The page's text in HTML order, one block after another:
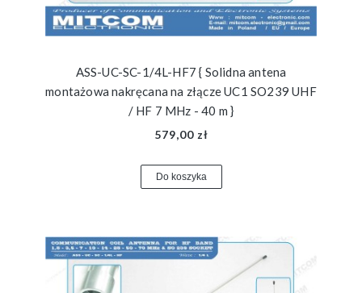
ASS-UC-SC-1/4L-HF7 { Solidna antena
montażowa nakręcana na złącze UC1 SO239 UHF
/ HF 7 MHz - 40 m }
579,00 zł
Do koszyka